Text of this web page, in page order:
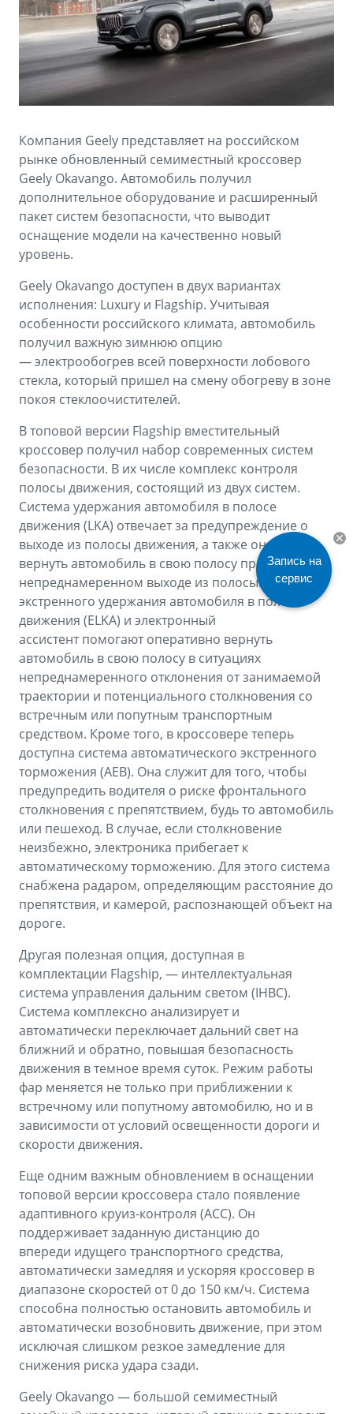
MONJARO
от 4 349 990 ₽*
Аксессуары
ФИНАНСЫ И УСЛУГИ
Автокредит
Страхование
GEELY Лизинг
Советы по эксплуатации
Спецпредложения
ПОДДЕРЖКА
Гарантия Geely
Сервисная книжка
Вопросы и ответы
Компания Geely представляет на российском
рынке обновленный семиместный кроссовер
Geely Okavango. Автомобиль получил
дополнительное оборудование и расширенный
пакет систем безопасности, что выводит
оснащение модели на качественно новый
уровень.
Geely Okavango доступен в двух вариантах
исполнения: Luxury и Flagship. Учитывая
особенности российского климата, автомобиль
получил важную зимнюю опцию
— электрообогрев всей поверхности лобового
стекла, который пришел на смену обогреву в зоне
покоя стеклоочистителей.
В топовой версии Flagship вместительный
кроссовер получил набор современных систем
безопасности. В их числе комплекс контроля
полосы движения, состоящий из двух систем.
Система удержания автомобиля в полосе
движения (LKA) отвечает за предупреждение о
выходе из полосы движения, а также она может
вернуть автомобиль в свою полосу при
непреднамеренном выходе из полосы. Система
экстренного удержания автомобиля в полосе
движения (ELKA) и электронный
ассистент помогают оперативно вернуть
автомобиль в свою полосу в ситуациях
непреднамеренного отклонения от занимаемой
траектории и потенциального столкновения со
встречным или попутным транспортным
средством. Кроме того, в кроссовере теперь
доступна система автоматического экстренного
торможения (AEB). Она служит для того, чтобы
предупредить водителя о риске фронтального
столкновения с препятствием, будь то автомобиль
или пешеход. В случае, если столкновение
неизбежно, электроника прибегает к
автоматическому торможению. Для этого система
снабжена радаром, определяющим расстояние до
препятствия, и камерой, распознающей объект на
дороге.
Другая полезная опция, доступная в
комплектации Flagship, — интеллектуальная
система управления дальним светом (IHBC).
Система комплексно анализирует и
автоматически переключает дальний свет на
ближний и обратно, повышая безопасность
движения в темное время суток. Режим работы
фар меняется не только при приближении к
встречному или попутному автомобилю, но и в
зависимости от условий освещенности дороги и
скорости движения.
Еще одним важным обновлением в оснащении
топовой версии кроссовера стало появление
адаптивного круиз-контроля (ACC). Он
поддерживает заданную дистанцию до
впереди идущего транспортного средства,
автоматически замедляя и ускоряя кроссовер в
диапазоне скоростей от 0 до 150 км/ч. Система
способна полностью остановить автомобиль и
автоматически возобновить движение, при этом
исключая слишком резкое замедление для
снижения риска удара сзади.
Geely Okavango — большой семиместный
Запись на
сервис